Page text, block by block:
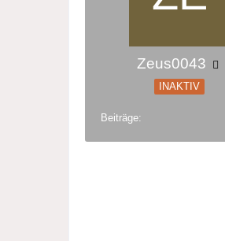
Zeus0043
INAKTIV
Beiträge